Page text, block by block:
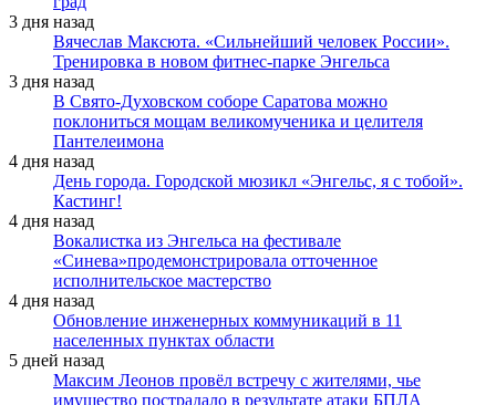
3 дня назад
Вячеслав Максюта. «Сильнейший человек России».
Тренировка в новом фитнес-парке Энгельса
3 дня назад
В Свято-Духовском соборе Саратова можно
поклониться мощам великомученика и целителя
Пантелеимона
4 дня назад
День города. Городской мюзикл «Энгельс, я с тобой».
Кастинг!
4 дня назад
Вокалистка из Энгельса на фестивале
«Синева»продемонстрировала отточенное
исполнительское мастерство
4 дня назад
Обновление инженерных коммуникаций в 11
населенных пунктах области
5 дней назад
Максим Леонов провёл встречу с жителями, чье
имущество пострадало в результате атаки БПЛА